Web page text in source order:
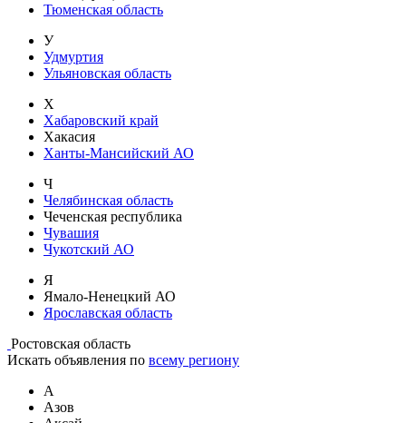
Тюменская область
У
Удмуртия
Ульяновская область
Х
Хабаровский край
Хакасия
Ханты-Мансийский АО
Ч
Челябинская область
Чеченская республика
Чувашия
Чукотский АО
Я
Ямало-Ненецкий АО
Ярославская область
Ростовская область
Искать объявления по всему региону
А
Азов